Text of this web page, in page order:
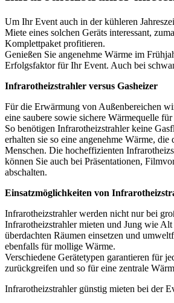
Um Ihr Event auch in der kühleren
Miete eines solchen Geräts interessant,
Komplettpaket profitieren.
Genießen Sie angenehme Wärme im
Erfolgsfaktor für Ihr Event. Auch bei
Infrarotheizstrahler versus Gasheizer
Für die Erwärmung von Außenbereichen
eine saubere sowie sichere Wärmequelle
So benötigen Infrarotheizstrahler keine
erhalten sie so eine angenehme Wärme,
Menschen. Die hocheffizienten
können Sie auch bei Präsentationen,
abschalten.
Einsatzmöglichkeiten von
Infrarotheizstrahler werden nicht nur bei
Infrarotheizstrahler mieten und Jung wie
überdachten Räumen einsetzen und
ebenfalls für mollige Wärme.
Verschiedene Gerätetypen garantieren für
zurückgreifen und so für eine zentrale
Infrarotheizstrahler günstig mieten bei der